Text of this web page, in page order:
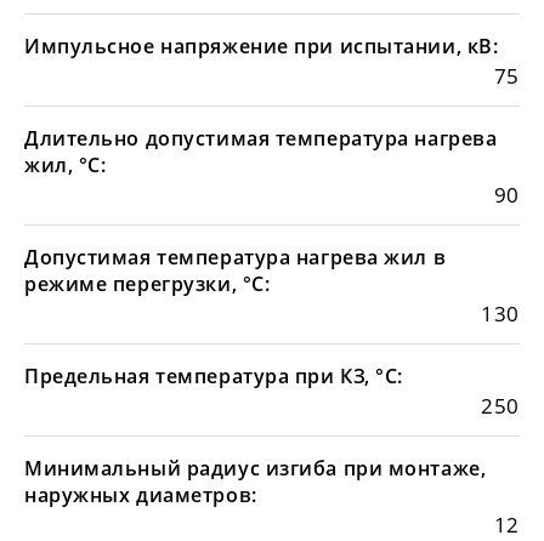
Импульсное напряжение при испытании, кВ:
75
Длительно допустимая температура нагрева
жил, °С:
90
Допустимая температура нагрева жил в
режиме перегрузки, °С:
130
Предельная температура при КЗ, °С:
250
Минимальный радиус изгиба при монтаже,
наружных диаметров:
12